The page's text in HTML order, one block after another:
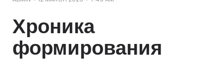
Хроника
формирования